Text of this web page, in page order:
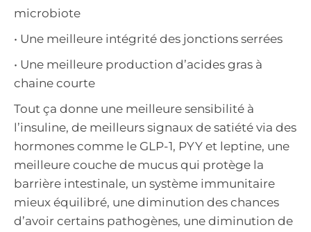
microbiote
• Une meilleure intégrité des jonctions serrées
• Une meilleure production d’acides gras à
chaine courte
Tout ça donne une meilleure sensibilité à
l’insuline, de meilleurs signaux de satiété via des
hormones comme le GLP-1, PYY et leptine, une
meilleure couche de mucus qui protège la
barrière intestinale, un système immunitaire
mieux équilibré, une diminution des chances
d’avoir certains pathogènes, une diminution de